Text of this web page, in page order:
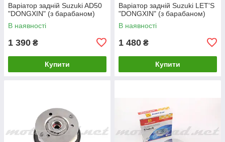
Варіатор задній Suzuki AD50
"DONGXIN" (з барабаном)
В наявності
1 390 ₴
Купити
Варіатор задній Suzuki LET'S
"DONGXIN" (з барабаном)
В наявності
1 480 ₴
Купити